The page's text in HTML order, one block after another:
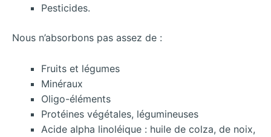
Pesticides.
Nous n’absorbons pas assez de :
Fruits et légumes
Minéraux
Oligo-éléments
Protéines végétales, légumineuses
Acide alpha linoléique : huile de colza, de noix,